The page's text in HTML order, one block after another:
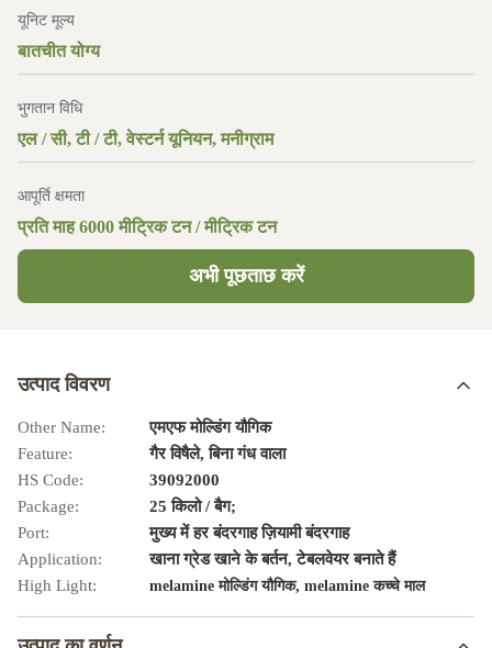
यूनिट मूल्य
बातचीत योग्य
भुगतान विधि
एल / सी, टी / टी, वेस्टर्न यूनियन, मनीग्राम
आपूर्ति क्षमता
प्रति माह 6000 मीट्रिक टन / मीट्रिक टन
अभी पूछताछ करें
उत्पाद विवरण
Other Name:
एमएफ मोल्डिंग यौगिक
Feature:
गैर विषैले, बिना गंध वाला
HS Code:
39092000
Package:
25 किलो / बैग;
Port:
मुख्य में हर बंदरगाह ज़ियामी बंदरगाह
Application:
खाना ग्रेड खाने के बर्तन, टेबलवेयर बनाते हैं
High Light:
melamine मोल्डिंग यौगिक, melamine कच्चे माल